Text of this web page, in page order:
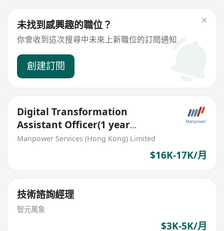
未找到感興趣的職位？
你會收到這次搜尋中未來上新職位的訂閱通知
創建訂閱
Digital Transformation
Assistant Officer(1 year
contract, fresh graduate )
Manpower Services (Hong Kong) Limited
$16K-17K/月
技術諮詢經理
智元萬象
$3K-5K/月